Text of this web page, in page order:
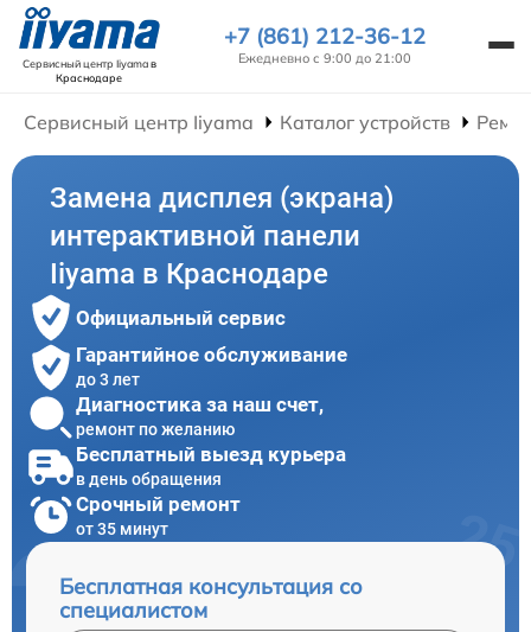
Сервисный центр Iiyamaв
Краснодаре
+7 (861) 212-36-12
Ежедневно с 9:00 до 21:00
Сервисный центр Iiyama Каталог устройств
Замена дисплея (экрана)
интерактивной панели
Iiyama в Краснодаре
Официальный сервис
Гарантийное обслуживание
до 3 лет
Диагностика за наш счет,
ремонт по желанию
Бесплатный выезд курьера
в день обращения
Срочный ремонт
от 35 минут
Бесплатная консультация со
специалистом